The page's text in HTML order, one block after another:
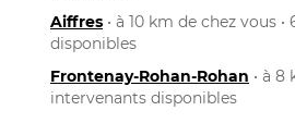
Aiffres • à 10 km de chez vous
disponibles
Frontenay-Rohan-Rohan • à 8
intervenants disponibles